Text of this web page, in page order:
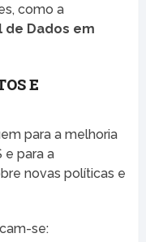
como a
de Dados em
E
para a melhoria
e para a
novas políticas e
se: